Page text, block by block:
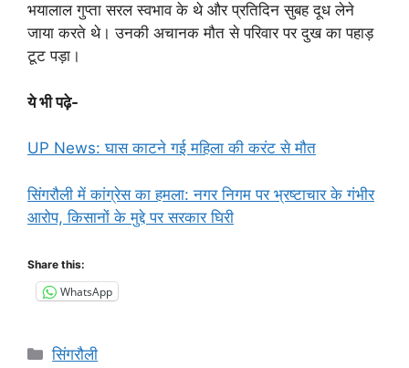
भयालाल गुप्ता सरल स्वभाव के थे और प्रतिदिन सुबह दूध लेने
जाया करते थे। उनकी अचानक मौत से परिवार पर दुख का पहाड़
टूट पड़ा।
ये भी पढ़े-
UP News: घास काटने गई महिला की करंट से मौत
सिंगरौली में कांग्रेस का हमला: नगर निगम पर भ्रष्टाचार के गंभीर
आरोप, किसानों के मुद्दे पर सरकार घिरी
Share this:
WhatsApp
Categories
सिंगरौली